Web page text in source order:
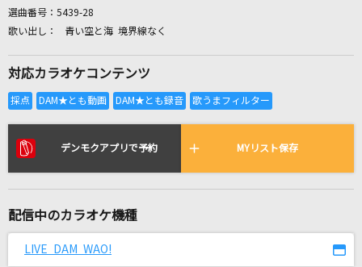
全国りれき
リアルタイムで歌われている曲の一覧
Pangarap Ko Ang Ibigin Ka [パンガラップ コ
アン イビギン カ]
選曲番号： 5439-28
青い空と海 境界線なく
対応カラオケコンテンツ
デンモクアプリで予約 MYリスト保存
配信中のカラオケ機種
LIVE DAM WAO!